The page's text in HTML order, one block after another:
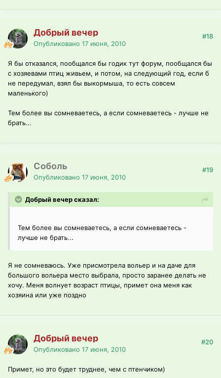
Добрый вечер
Опубликовано 17 июня, 2010
#18
Я бы отказался, пообщался бы годик тут форум, пообщался бы
с хозяевами птиц живьем, и потом, на следующий год, если б
не передумал, взял бы выкормыша, то есть совсем
маленького)
Тем более вы сомневаетесь, а если сомневаетесь - лучше не
брать...
Соболь
Опубликовано 17 июня, 2010
#19
Добрый вечер сказал:
Тем более вы сомневаетесь, а если сомневаетесь -
лучше не брать...
Я не сомневаюсь. Уже присмотрела вольер и на даче для
большого вольера место выбрала, просто заранее делать не
хочу. Меня волнует возраст птицы, примет она меня как
хозяина или уже поздно
Добрый вечер
Опубликовано 17 июня, 2010
#20
Примет, но это будет труднее, чем с птенчиком)